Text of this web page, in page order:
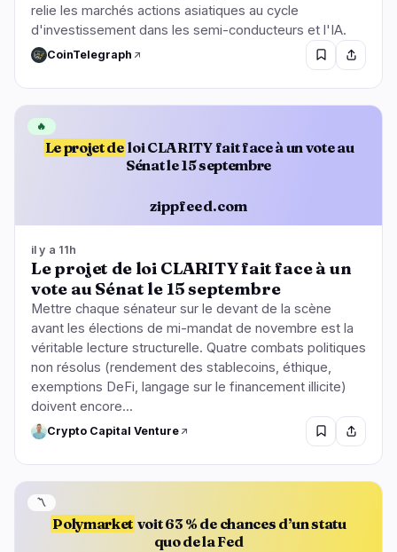
relie les marchés actions asiatiques au cycle
d'investissement dans les semi-conducteurs et l'IA.
CoinTelegraph
Le projet de loi CLARITY fait face à un vote au
Sénat le 15 septembre
zippfeed.com
🔥
il y a 11h
Le projet de loi CLARITY fait face à un
vote au Sénat le 15 septembre
Mettre chaque sénateur sur le devant de la scène
avant les élections de mi-mandat de novembre est la
véritable lecture structurelle. Quatre combats politiques
non résolus (rendement des stablecoins, éthique,
exemptions DeFi, langage sur le financement illicite)
doivent encore...
Crypto Capital Venture
Polymarket voit 63 % de chances d’un statu
quo de la Fed
〽️